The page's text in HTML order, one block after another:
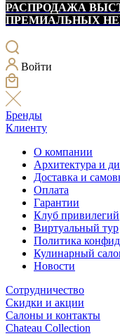
РАСПРОДАЖА
ПРЕМИАЛЬНЫХ
Войти
Бренды
Клиенту
О компании
Архитектура и
Доставка и
Оплата
Гарантии
Клуб привилегий
Виртуальный тур
Политика
Кулинарный
Новости
Сотрудничество
Скидки и акции
Салоны и контакты
Chateau Collection